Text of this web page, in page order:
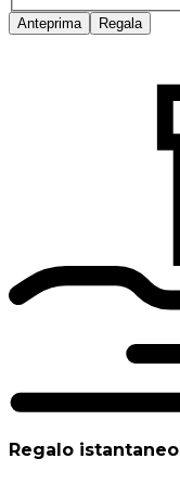
Anteprima Regala
Regalo istantaneo